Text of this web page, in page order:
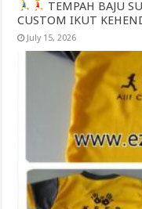
TEMPAH BAJU
CUSTOM IKUT
July 15, 2026